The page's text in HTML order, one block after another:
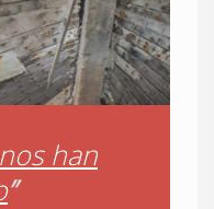
han
”